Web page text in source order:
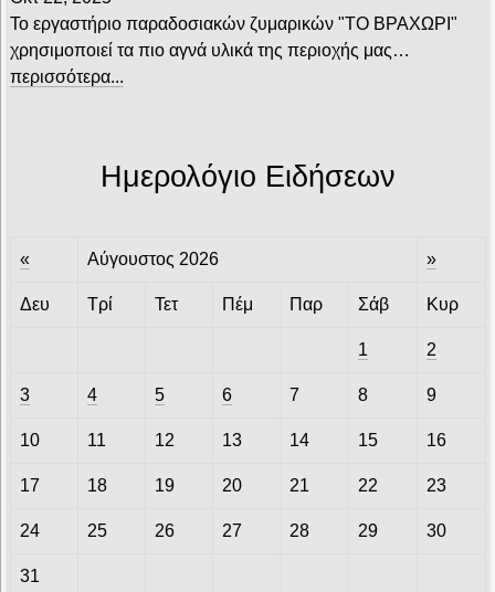
Το εργαστήριο παραδοσιακών ζυμαρικών "ΤΟ ΒΡΑΧΩΡΙ"
χρησιμοποιεί τα πιο αγνά υλικά της περιοχής μας…
περισσότερα...
Ημερολόγιο Ειδήσεων
« Αύγουστος 2026 »
Δευ Τρί Τετ Πέμ Παρ Σάβ Κυρ
1 2
3 4 5 6 7 8 9
10 11 12 13 14 15 16
17 18 19 20 21 22 23
24 25 26 27 28 29 30
31